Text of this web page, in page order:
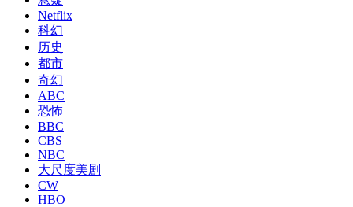
Netflix
科幻
历史
都市
奇幻
ABC
恐怖
BBC
CBS
NBC
大尺度美剧
CW
HBO